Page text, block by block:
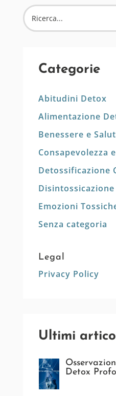
Categorie
Abitudini Detox
Alimentazione
Benessere e
Consapevolezza
Detossificazione
Emozioni
Senza categoria
Legal
Privacy Policy
Ultimi
Detox